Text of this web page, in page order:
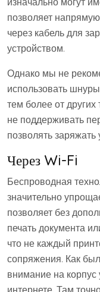
позволяет
через кабель для
устройством.
Однако мы не
использовать
тем более от других
не поддерживать
позволять заряжать
Через Wi-Fi
Беспроводная
значительно
позволяет без
печать документа
что не каждый
сопряжения. Как
внимание на корпус
интернете. Там